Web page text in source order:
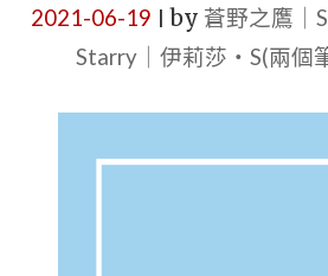
2021-06-19 by 蒼野之鷹｜
Starry｜伊莉莎・S(兩個